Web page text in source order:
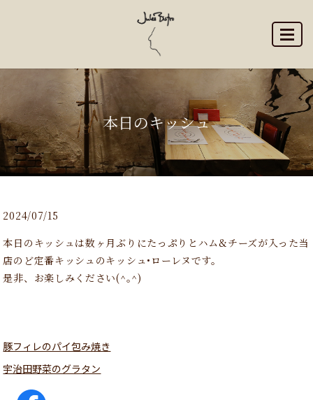
本日のキッシュ
2024/07/15
本日のキッシュは数ヶ月ぶりにたっぷりとハム&チーズが入った当
店のど定番キッシュのキッシュ•ローレヌです。
是非、お楽しみください(^｡^)
豚フィレのパイ包み焼き
宇治田野菜のグラタン